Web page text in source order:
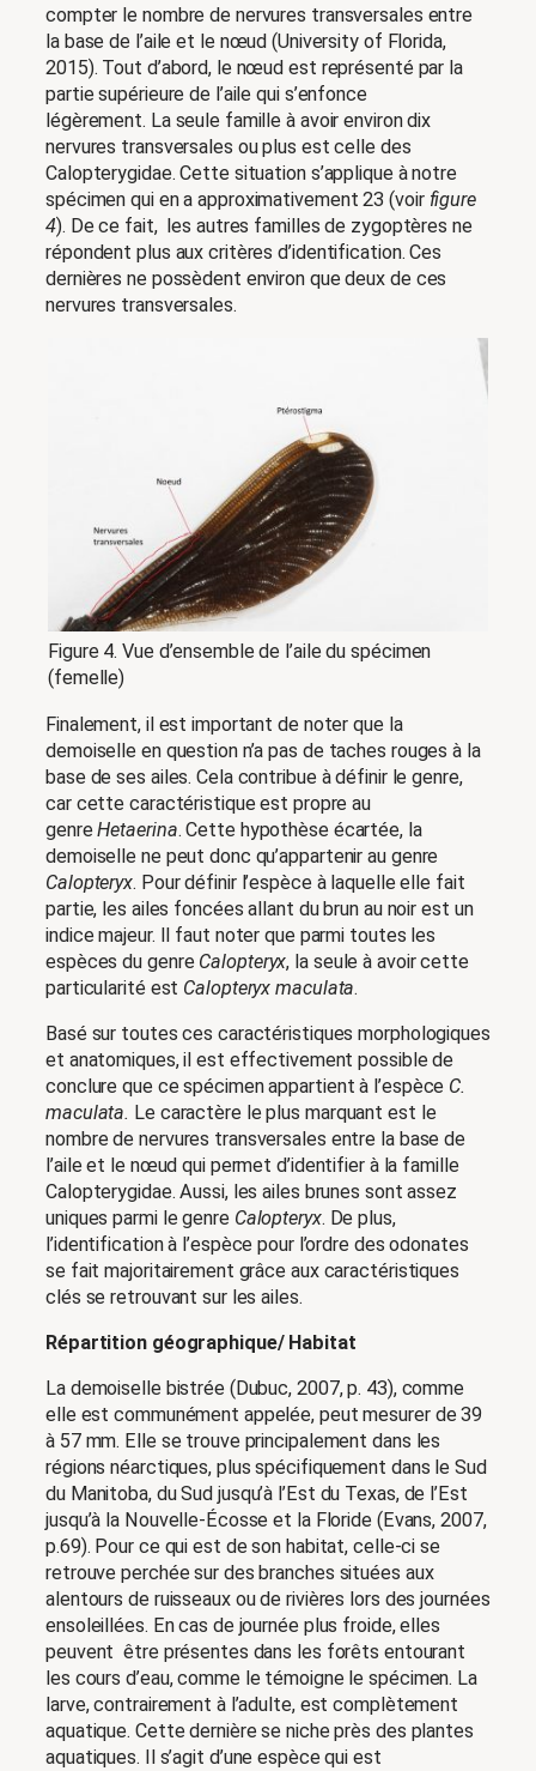
compter le nombre de nervures transversales entre
la base de l’aile et le nœud (University of Florida,
2015). Tout d’abord, le nœud est représenté par la
partie supérieure de l’aile qui s’enfonce
légèrement. La seule famille à avoir environ dix
nervures transversales ou plus est celle des
Calopterygidae. Cette situation s’applique à notre
spécimen qui en a approximativement 23 (voir figure
4). De ce fait, les autres familles de zygoptères ne
répondent plus aux critères d’identification. Ces
dernières ne possèdent environ que deux de ces
nervures transversales.
Figure 4. Vue d’ensemble de l’aile du spécimen
(femelle)
Finalement, il est important de noter que la
demoiselle en question n’a pas de taches rouges à la
base de ses ailes. Cela contribue à définir le genre,
car cette caractéristique est propre au
genreHetaerina. Cette hypothèse écartée, la
demoiselle ne peut donc qu’appartenir au genre
Calopteryx. Pour définir l’espèce à laquelle elle fait
partie, les ailes foncées allant du brun au noir est un
indice majeur. Il faut noter que parmi toutes les
espèces du genre Calopteryx, la seule à avoir cette
particularité est Calopteryx maculata.
Basé sur toutes ces caractéristiques morphologiques
et anatomiques, il est effectivement possible de
conclure que ce spécimen appartient à l’espèce C.
maculata. Le caractère le plus marquant est le
nombre de nervures transversales entre la base de
l’aile et le nœud qui permet d’identifier à la famille
Calopterygidae. Aussi, les ailes brunes sont assez
uniques parmi le genre Calopteryx. De plus,
l’identification à l’espèce pour l’ordre des odonates
se fait majoritairement grâce aux caractéristiques
clés se retrouvant sur les ailes.
Répartition géographique/ Habitat
La demoiselle bistrée (Dubuc, 2007, p. 43), comme
elle est communément appelée, peut mesurer de 39
à 57 mm. Elle se trouve principalement dans les
régions néarctiques, plus spécifiquement dans le Sud
du Manitoba, du Sud jusqu’à l’Est du Texas, de l’Est
jusqu’à la Nouvelle-Écosse et la Floride (Evans, 2007,
p.69). Pour ce qui est de son habitat, celle-ci se
retrouve perchée sur des branches situées aux
alentours de ruisseaux ou de rivières lors des journées
ensoleillées. En cas de journée plus froide, elles
peuvent être présentes dans les forêts entourant
les cours d’eau, comme le témoigne le spécimen. La
larve, contrairement à l’adulte, est complètement
aquatique. Cette dernière se niche près des plantes
aquatiques. Il s’agit d’une espèce qui est